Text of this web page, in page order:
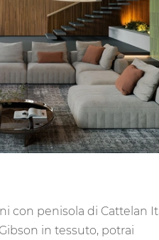
con penisola di Cattelan
in tessuto, potrai